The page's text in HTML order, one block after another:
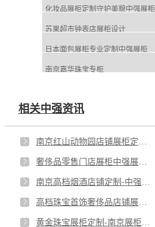
化妆品展柜定制守护美貌中强展柜
苏果超市钟表店展柜设计
日本面包展柜专业定制中强展柜
南京嘉华珠宝专柜
相关中强资讯